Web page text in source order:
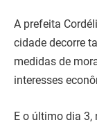
A prefeita
cidade decorre
medidas de
interesses
E o último dia 3,